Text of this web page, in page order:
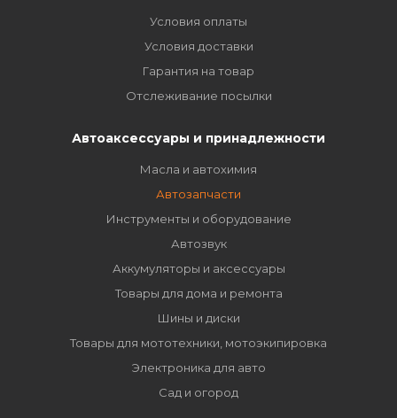
Условия оплаты
Условия доставки
Гарантия на товар
Отслеживание посылки
Автоаксессуары и принадлежности
Масла и автохимия
Автозапчасти
Инструменты и оборудование
Автозвук
Аккумуляторы и аксессуары
Товары для дома и ремонта
Шины и диски
Товары для мототехники, мотоэкипировка
Электроника для авто
Сад и огород